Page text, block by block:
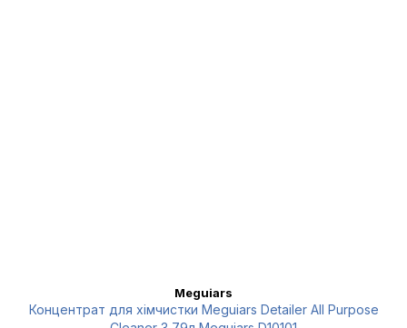
Meguiars
Концентрат для хімчистки Meguiars Detailer All Purpose